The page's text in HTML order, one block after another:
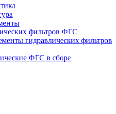
фильтров ФГС
гидравлических фильтров
ФГС в сборе